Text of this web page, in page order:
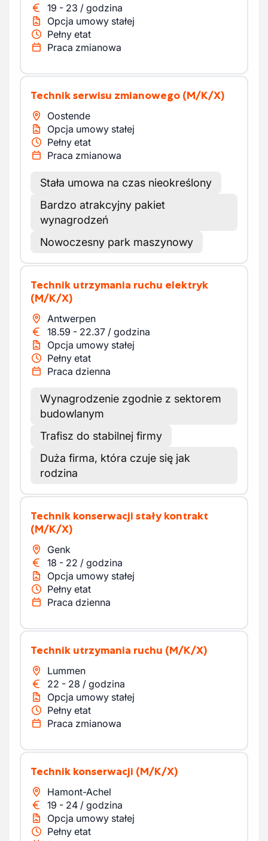
19 - 23 / godzina
Opcja umowy stałej
Pełny etat
Praca zmianowa
Technik serwisu zmianowego (M/K/X)
Oostende
Opcja umowy stałej
Pełny etat
Praca zmianowa
Stała umowa na czas nieokreślony
Bardzo atrakcyjny pakiet
wynagrodzeń
Nowoczesny park maszynowy
Technik utrzymania ruchu elektryk
(M/K/X)
Antwerpen
18.59 - 22.37 / godzina
Opcja umowy stałej
Pełny etat
Praca dzienna
Wynagrodzenie zgodnie z sektorem
budowlanym
Trafisz do stabilnej firmy
Duża firma, która czuje się jak
rodzina
Technik konserwacji stały kontrakt
(M/K/X)
Genk
18 - 22 / godzina
Opcja umowy stałej
Pełny etat
Praca dzienna
Technik utrzymania ruchu (M/K/X)
Lummen
22 - 28 / godzina
Opcja umowy stałej
Pełny etat
Praca zmianowa
Technik konserwacji (M/K/X)
Hamont-Achel
19 - 24 / godzina
Opcja umowy stałej
Pełny etat